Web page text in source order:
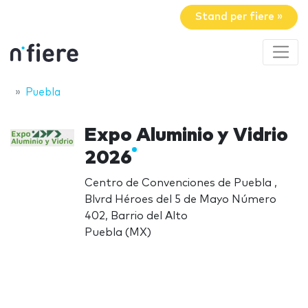
Stand per fiere »
Puebla
Expo Aluminio y Vidrio
2026
Centro de Convenciones de Puebla ,
Blvrd Héroes del 5 de Mayo Número
402, Barrio del Alto
Puebla (MX)